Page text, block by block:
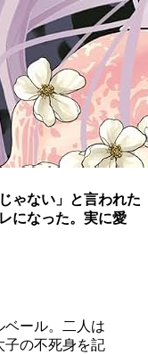
ゃない」と言われた
になった。実に愛
ベール。二人は
子の不死身を記